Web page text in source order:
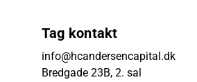
Tag kontakt
info@hcandersencapital.dk
Bredgade 23B, 2. sal